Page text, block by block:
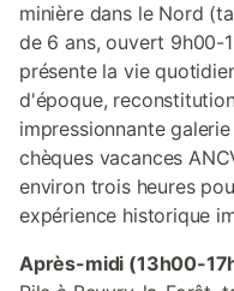
minière dans le Nord
de 6 ans, ouvert 9h00-
présente la vie
d'époque,
impressionnante
chèques vacances
environ trois heures
expérience historique
Après-midi (13h00-